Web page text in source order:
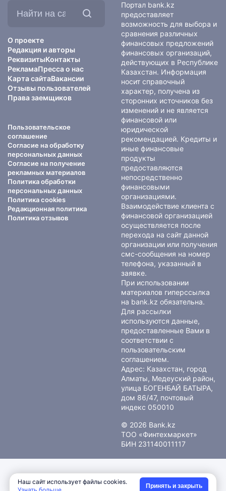
О проекте
Редакция и авторы
РеквизитыКонтакты
РекламаПресса о нас
Карта сайтаВакансии
Отзывы пользователей
Права заемщиков
Пользовательское
соглашение
Согласие на обработку
персональных данных
Согласие на получение
рекламных материалов
Политика обработки
персональных данных
Политика cookies
Редакционная политика
Политика отзывов
Портал bank.kz
предоставляет
возможность для выбора и
сравнения различных
финансовых предложений
финансовых организаций,
действующих в Республике
Казахстан. Информация
носит справочный
характер, получена из
сторонних источников без
изменений и не является
финансовой или
юридической
рекомендацией. Кредиты и
иные финансовые
продукты
предоставляются
непосредственно
финансовыми
организациями.
Взаимодействие клиента с
финансовой организацией
осуществляется после
перехода на сайт данной
организации или получения
смс-сообщения на номер
телефона, указанный в
заявке.
При использовании
материалов гиперссылка
на bank.kz обязательна.
Для рассылки
используются данные,
предоставленные Вами в
соответствии с
пользовательским
соглашением.
Адрес: Казахстан, город
Алматы, Медеуский район,
улица БОГЕНБАЙ БАТЫРА,
дом 86/47, почтовый
индекс 050010
© 2026 Bank.kz
ТОО «Финтехмаркет»
БИН 231140011117
Наш сайт использует файлы cookies.
Принять и закрыть